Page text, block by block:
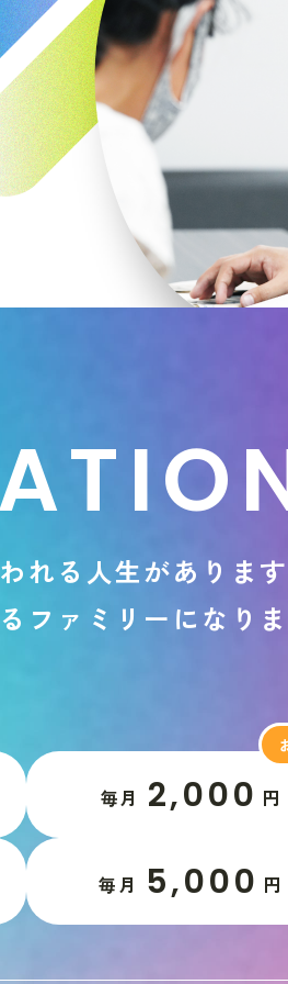
ATIO
われる 人生があ り ま す
る フ ァ ミ リ ー に な り ま
毎月 2,000 円
毎月 5,000 円